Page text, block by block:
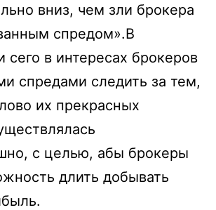
вниз, чем зли брокера
спредом».В
сего в интересах брокеров
спредами следить за тем,
их прекрасных
с целью, абы брокеры
длить добывать